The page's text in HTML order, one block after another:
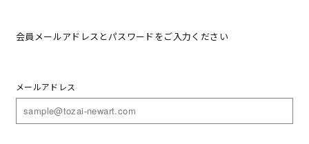
会員メールアドレスとパスワードをご入力ください
メールアドレス